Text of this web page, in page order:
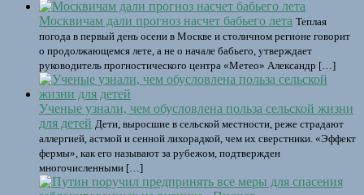
Москвичам дали прогноз насчет бабьего лета Теплая
погода в первый день осени в Москве и столичном регионе говорит
о продолжающемся лете, а не о начале бабьего, утверждает
руководитель прогностического центра «Метео» Александр […]
Ученые узнали, чем обусловлена польза сельской жизни
для детей Дети, выросшие в сельской местности, реже страдают
аллергией, астмой и сенной лихорадкой, чем их сверстники. «Эффект
фермы», как его называют за рубежом, подтвержден
многочисленными […]